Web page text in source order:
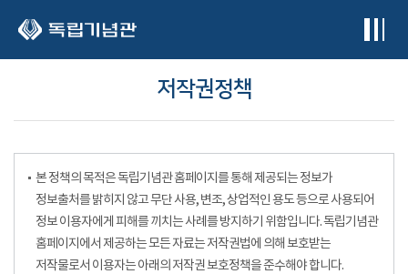
저작권정책
본 정책의 목적은 독립기념관 홈페이지를 통해 제공되는 정보가
정보출처를 밝히지 않고 무단 사용, 변조, 상업적인 용도 등으로 사용되어
정보 이용자에게 피해를 끼치는 사례를 방지하기 위함입니다. 독립기념관
홈페이지에서 제공하는 모든 자료는 저작권법에 의해 보호받는
저작물로서 이용자는 아래의 저작권 보호정책을 준수해야 합니다.